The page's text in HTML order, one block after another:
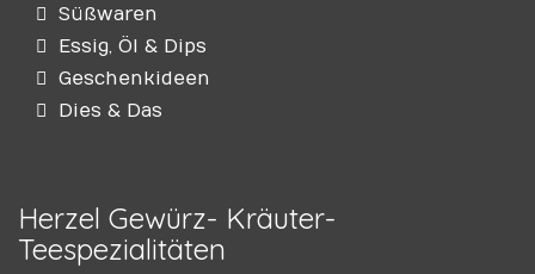
Süßwaren
Essig, Öl & Dips
Geschenkideen
Dies & Das
Herzel Gewürz- Kräuter-
Teespezialitäten